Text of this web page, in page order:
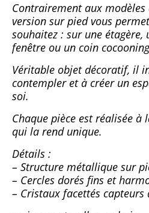
Contrairement aux modèles
version sur pied vous
souhaitez : sur une
fenêtre ou un coin
Véritable objet décoratif, il
contempler et à créer un
soi.
Chaque pièce est réalisée à
qui la rend unique.
Détails :
– Structure métallique sur
– Cercles dorés fins et
– Cristaux facettés capteurs